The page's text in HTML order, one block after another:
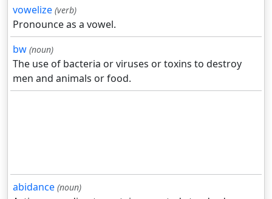
vowelize (verb)
Pronounce as a vowel.
bw (noun)
The use of bacteria or viruses or toxins to destroy
men and animals or food.
abidance (noun)